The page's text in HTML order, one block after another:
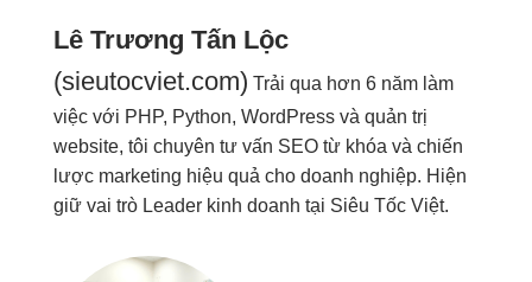
Lê Trương Tấn Lộc
(sieutocviet.com) Trải qua hơn 6 năm làm
việc với PHP, Python, WordPress và quản trị
website, tôi chuyên tư vấn SEO từ khóa và chiến
lược marketing hiệu quả cho doanh nghiệp. Hiện
giữ vai trò Leader kinh doanh tại Siêu Tốc Việt.